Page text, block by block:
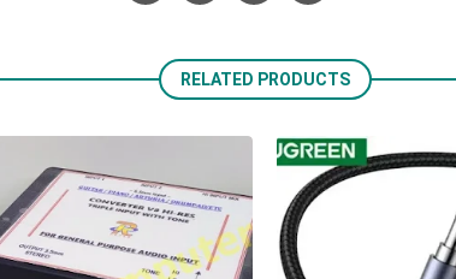
RELATED PRODUCTS